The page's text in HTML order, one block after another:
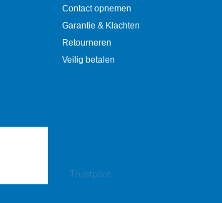
Contact opnemen
Garantie & Klachten
Retourneren
Veilig betalen
Trustpilot